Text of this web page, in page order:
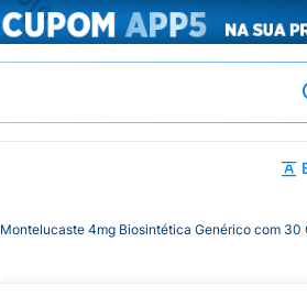
Montelucaste 4mg Biosintética Genérico com 30